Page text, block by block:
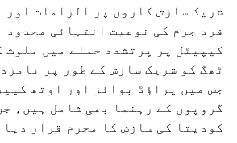
شریک سازش کاروں پر الزامات اور
کیپیٹل پر پرتشدد حملے میں ملوث
ٹھگ کو شریک سازش کے طور پر
جس میں پراؤڈ بوائز اور اوتھ
گروپوں کے رہنما بھی شامل ہیں،
کودیتا کی سازش کا مجرم قرار دیا